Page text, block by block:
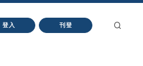
登入 刊登